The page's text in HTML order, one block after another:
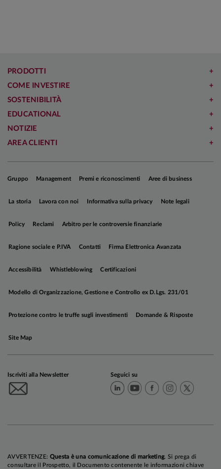
PRODOTTI
COME INVESTIRE
SOSTENIBILITÀ
EDUCATIONAL
NOTIZIE
AREA CLIENTI
Gruppo Management Premi e riconoscimenti Aree di business
La storia Lavora con noi Informativa sulla privacy Note legali
Policy Reclami Arbitro per le controversie finanziarie
Ragione sociale e P.IVA Contatti Firma Elettronica Avanzata
Accessibilità Whistleblowing Certificazioni
Modello di Organizzazione, Gestione e Controllo ex D.Lgs. 231/01
Protezione contro le truffe sugli investimenti Domande & Risposte
Site Map
Iscriviti alla Newsletter Seguici su
AVVERTENZE: Questa è una comunicazione di marketing. Si prega di
consultare il Prospetto, il Documento contenente le informazioni chiave